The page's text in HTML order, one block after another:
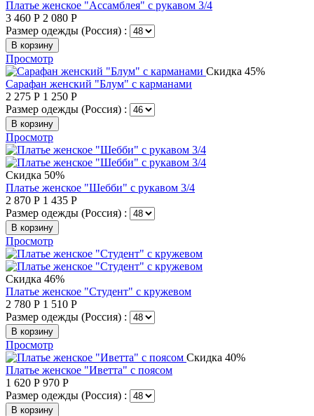
Платье женское "Ассамблея" с рукавом 3/4
3 460 Р 2 080 Р
Размер одежды (Россия) :
В корзину
Просмотр
Скидка 45%
Сарафан женский "Блум" с карманами
2 275 Р 1 250 Р
Размер одежды (Россия) :
В корзину
Просмотр
Скидка 50%
Платье женское "Шебби" с рукавом 3/4
2 870 Р 1 435 Р
Размер одежды (Россия) :
В корзину
Просмотр
Скидка 46%
Платье женское "Студент" с кружевом
2 780 Р 1 510 Р
Размер одежды (Россия) :
В корзину
Просмотр
Скидка 40%
Платье женское "Иветта" с поясом
1 620 Р 970 Р
Размер одежды (Россия) :
В корзину